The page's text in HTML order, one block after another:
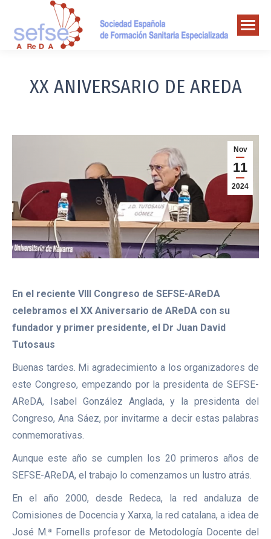
XX ANIVERSARIO DE AREDA
Nov
11
2024
En el reciente VIII Congreso de SEFSE-AReDA
celebramos el XX Aniversario de AReDA con su
fundador y primer presidente, el Dr Juan David
Tutosaus
Buenas tardes. Mi agradecimiento a los organizadores de
este Congreso, empezando por la presidenta de SEFSE-
AReDA, Isabel González Anglada, y la presidenta del
Congreso, Ana Sáez, por invitarme a decir estas palabras
conmemorativas.
Aunque este año se cumplen los 20 primeros años de
SEFSE-AReDA, el trabajo lo comenzamos un lustro atrás.
En el año 2000, desde Redeca, la red andaluza de
Comisiones de Docencia y Xarxa, la red catalana, a idea de
José M.ª Fornells profesor de Metodología Docente del